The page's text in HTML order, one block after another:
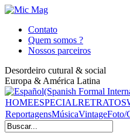
Contato
Quem somos ?
Nossos parceiros
Desordeiro cutural & social
Europa & América Latina
HOMEESPECIALRETRATOS
ReportagensMúsicaVintageFoto/